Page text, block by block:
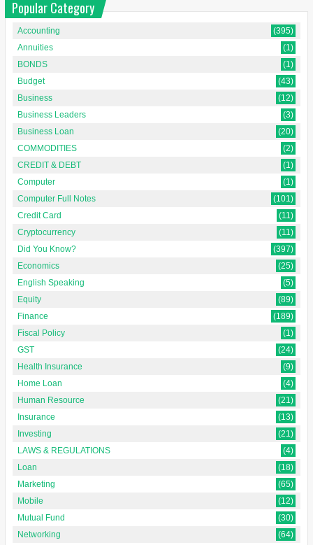
Popular Category
Accounting
(395)
Annuities
(1)
BONDS
(1)
Budget
(43)
Business
(12)
Business Leaders
(3)
Business Loan
(20)
COMMODITIES
(2)
CREDIT & DEBT
(1)
Computer
(1)
Computer Full Notes
(101)
Credit Card
(11)
Cryptocurrency
(11)
Did You Know?
(397)
Economics
(25)
English Speaking
(5)
Equity
(89)
Finance
(189)
Fiscal Policy
(1)
GST
(24)
Health Insurance
(9)
Home Loan
(4)
Human Resource
(21)
Insurance
(13)
Investing
(21)
LAWS & REGULATIONS
(4)
Loan
(18)
Marketing
(65)
Mobile
(12)
Mutual Fund
(30)
Networking
(64)